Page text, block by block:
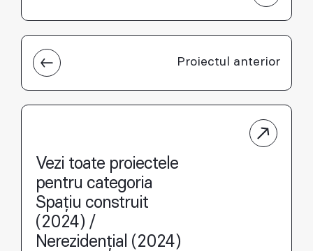
Proiectul anterior
Vezi toate proiectele
pentru categoria
Spațiu construit
(2024) /
Nerezidențial (2024)